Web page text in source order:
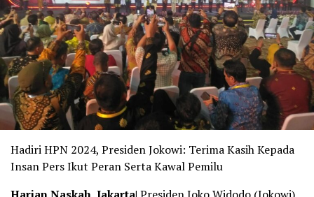
Hadiri HPN 2024, Presiden Jokowi: Terima Kasih Kepada
Insan Pers Ikut Peran Serta Kawal Pemilu